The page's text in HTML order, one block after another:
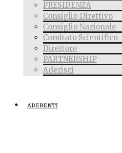
PRESIDENZA
Consiglio Direttivo
Consiglio Nazionale
Comitato Scientifico
Direttore
PARTNERSHIP
Aderisci
ADERENTI